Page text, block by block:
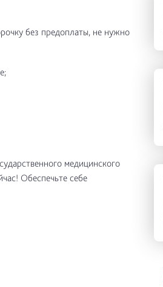
без предоплаты, не нужно
медицинского
Обеспечьте себе